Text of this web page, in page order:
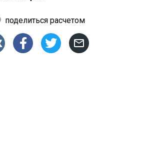
поделиться расчетом
  